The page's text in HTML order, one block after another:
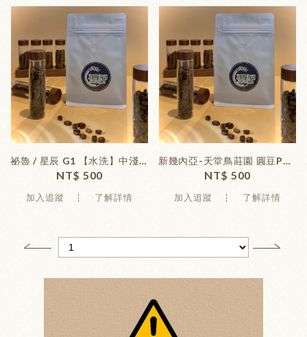
祕魯 / 星辰 G1 【水洗】中淺焙 ( 227克 /包)
NT$ 500
加入追蹤 了解詳情
新幾內亞-天堂鳥莊園 圓豆PB 【水洗】中淺焙 ( 227克 /包)
NT$ 500
加入追蹤 了解詳情